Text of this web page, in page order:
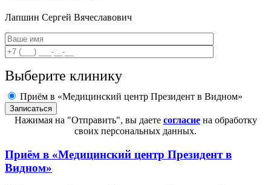
Лапшин Сергей Вячеславович
Выберите клинику
Приём в «Медицинский центр Президент в Видном»
Нажимая на "Отправить", вы даете согласиена обработку
своих персональных данных.
Приём в «Медицинский центр Президент в
Видном»